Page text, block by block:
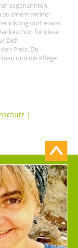
sogenannten
zu einem meiner
dort etwas
für diese
Dich
Preis. Du
und die Pflege
|